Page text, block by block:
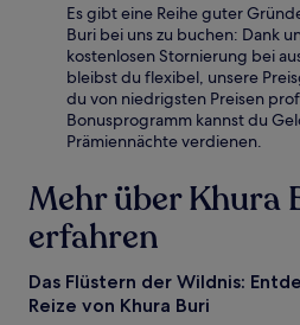
Es gibt eine Reihe guter
Buri bei uns zu buchen: Dank
kostenlosen Stornierung bei
bleibst du flexibel, unsere
du von niedrigsten Preisen
Bonusprogramm kannst du
Prämiennächte verdienen.
Mehr über Khura
erfahren
Das Flüstern der Wildnis:
Reize von Khura Buri